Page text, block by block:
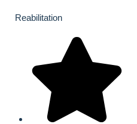
Reabilitation